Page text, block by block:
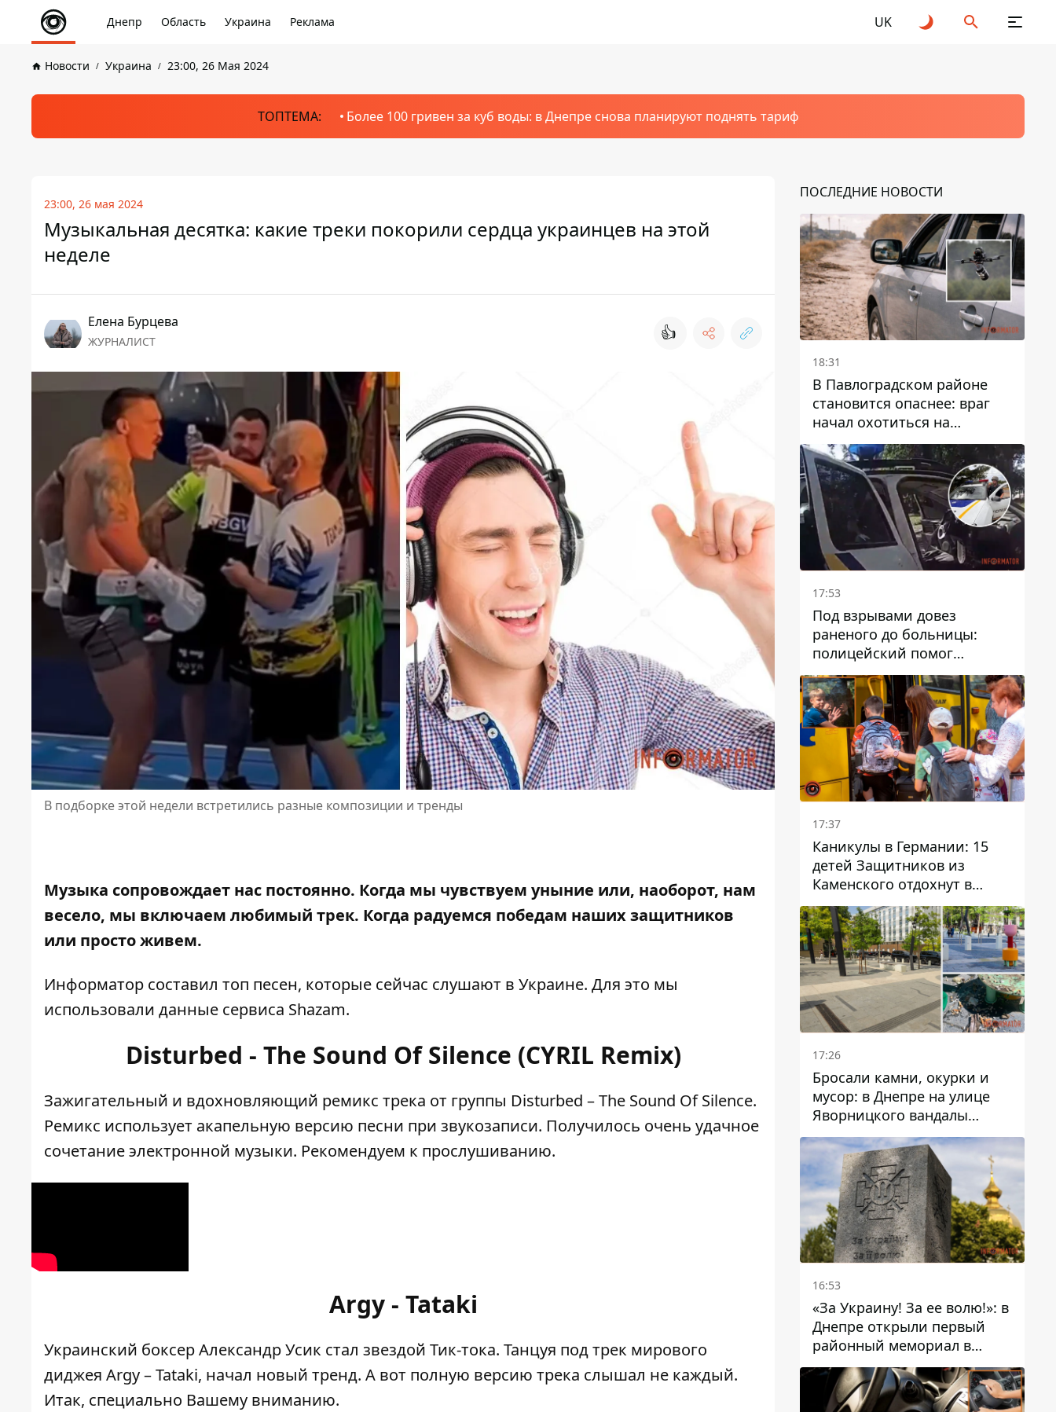
Днепр Область Украина Реклама UK
Новости Украина 23:00, 26 Мая 2024
ТОПТЕМА: Более 100 гривен за куб воды: в Днепре снова планируют поднять тариф
23:00, 26 мая 2024
Музыкальная десятка: какие треки покорили сердца украинцев на этой
неделе
Елена Бурцева
ЖУРНАЛИСТ 👍
В подборке этой недели встретились разные композиции и тренды
Музыка сопровождает нас постоянно. Когда мы чувствуем уныние или, наоборот, нам
весело, мы включаем любимый трек. Когда радуемся победам наших защитников
или просто живем.
Информатор составил топ песен, которые сейчас слушают в Украине. Для это мы
использовали данные сервиса Shazam.
Disturbed - The Sound Of Silence (CYRIL Remix)
Зажигательный и вдохновляющий ремикс трека от группы Disturbed – The Sound Of Silence.
Ремикс использует акапельную версию песни при звукозаписи. Получилось очень удачное
сочетание электронной музыки. Рекомендуем к прослушиванию.
Argy - Tataki
Украинский боксер Александр Усик стал звездой Тик-тока. Танцуя под трек мирового
диджея Argy – Tataki, начал новый тренд. А вот полную версию трека слышал не каждый.
Итак, специально Вашему вниманию.
ПОСЛЕДНИЕ НОВОСТИ
18:31
В Павлоградском районе
становится опаснее: враг
начал охотиться на
гражданский и военный
транспорт
17:53
Под взрывами довез
раненого до больницы:
полицейский помог
пострадавшему после атаки
на Каменский район
17:37
Каникулы в Германии: 15
детей Защитников из
Каменского отдохнут в
Вуппертале
17:26
Бросали камни, окурки и
мусор: в Днепре на улице
Яворницкого вандалы
повредили питьевые
фонтаны
16:53
«За Украину! За ее волю!»: в
Днепре открыли первый
районный мемориал в
честь погибших
Защитников